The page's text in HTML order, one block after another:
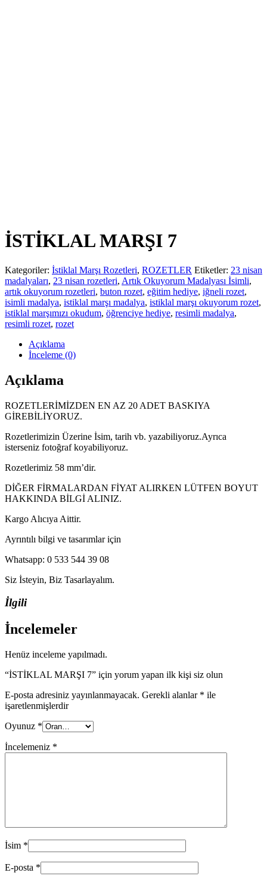
İSTİKLAL MARŞI 7
Kategoriler: İstiklal Marşı Rozetleri, ROZETLER Etiketler: 23 nisan
madalyaları, 23 nisan rozetleri, Artık Okuyorum Madalyası İsimli,
artık okuyorum rozetleri, buton rozet, eğitim hediye, iğneli rozet,
isimli madalya, istiklal marşı madalya, istiklal marşı okuyorum rozet,
istiklal marşımızı okudum, öğrenciye hediye, resimli madalya,
resimli rozet, rozet
Açıklama
İnceleme (0)
Açıklama
ROZETLERİMİZDEN EN AZ 20 ADET BASKIYA
GİREBİLİYORUZ.
Rozetlerimizin Üzerine İsim, tarih vb. yazabiliyoruz.Ayrıca
isterseniz fotoğraf koyabiliyoruz.
Rozetlerimiz 58 mm’dir.
DİĞER FİRMALARDAN FİYAT ALIRKEN LÜTFEN BOYUT
HAKKINDA BİLGİ ALINIZ.
Kargo Alıcıya Aittir.
Ayrıntılı bilgi ve tasarımlar için
Whatsapp: 0 533 544 39 08
Siz İsteyin, Biz Tasarlayalım.
İlgili
İncelemeler
Henüz inceleme yapılmadı.
“İSTİKLAL MARŞI 7” için yorum yapan ilk kişi siz olun
E-posta adresiniz yayınlanmayacak. Gerekli alanlar * ile
işaretlenmişlerdir
Oyunuz *
İncelemeniz *
İsim *
E-posta *